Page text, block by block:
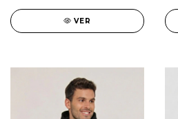
VER